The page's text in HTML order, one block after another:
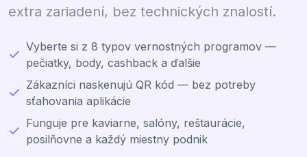
extra zariadení, bez technických znalostí.
Vyberte si z 8 typov vernostných programov —
pečiatky, body, cashback a ďalšie
Zákazníci naskenujú QR kód — bez potreby
sťahovania aplikácie
Funguje pre kaviarne, salóny, reštaurácie,
posilňovne a každý miestny podnik